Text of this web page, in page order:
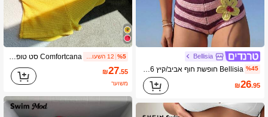
Bellisia
%45 Bellisia חופשת חוף אביב/קיץ 2026 לנשים, סקסית, מתוקה ומתוקה, ביקיני משולש פרחוני בעבודת יד במסרגה אחת ומכנסיים קצרים נוחים, מתאים לחופשה בחוץ, חוף, חופשת חוף. בגדי ים חדשים לנשים 2026, מגיעים לבית הספר, מתאים לחופשה, דייט, תה מנחה, מערבי, שייט, חוף, אי, טיול בכביש, כל עונות השנה, פסטיבל מוזיקה, חופשת בוהו, חופשה בוהמית, אביב וקיץ רגועים, מערבי בוהו, בגד ים אלגנטי לנשים, בגד ים תוסס עם הדפסים צבעוניים לחג. בגד ים לנשים 2 חלקים, בגד ים Y2k, מבחר אביב-קיץ.
₪26.95
%5 Comfortcana סט טופ ומכנסיים קצרים עם צווארון קולר לנשים בעיצוב דובדבן לחופשה
₪27.55
משוער